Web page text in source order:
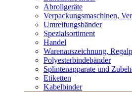
Abrollgeräte
Verpackungsmaschinen,
Umreifungsbänder
Spezialsortiment
Handel
Warenauszeichnung,
Polyesterbindebänder
Splintenapparate und
Etiketten
Kabelbinder